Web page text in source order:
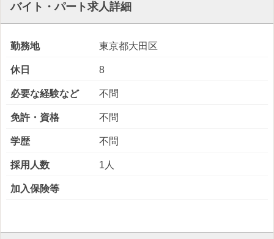
バイト・パート求人詳細
勤務地 東京都大田区
休日 8
必要な経験など 不問
免許・資格 不問
学歴 不問
採用人数 1人
加入保険等